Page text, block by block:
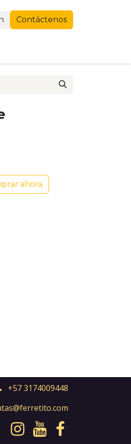
Contáctenos
ahora
+57 3174009448